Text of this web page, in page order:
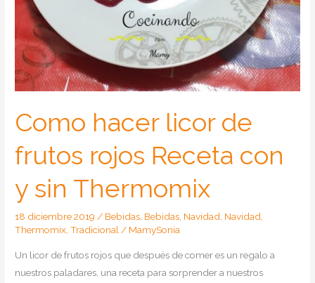
Como hacer licor de
frutos rojos Receta con
y sin Thermomix
18 diciembre 2019 / Bebidas Bebidas Navidad Navidad
Thermomix ,Tradicional / MamySonia
Un licor de frutos rojos que después de comer es un regalo a
nuestros paladares, una receta para sorprender a nuestros